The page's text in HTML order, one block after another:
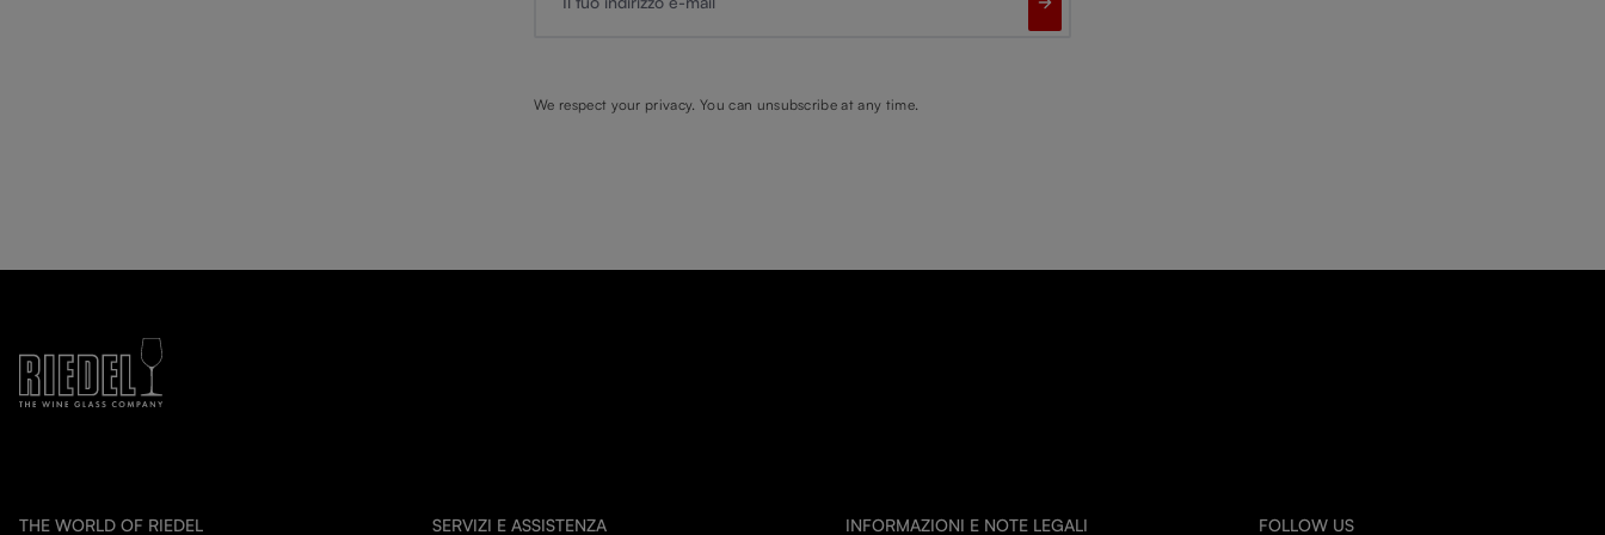
We respect your privacy. You can unsubscribe at any time.
THE WORLD OF RIEDEL SERVIZI E ASSISTENZA INFORMAZIONI E NOTE LEGALI FOLLOW US